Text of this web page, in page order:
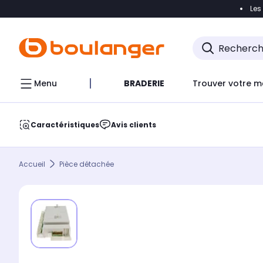
Accéder
Menu BRADERIE Trouver votre
Caractéristiques Avis clients
Accueil Pièce détachée